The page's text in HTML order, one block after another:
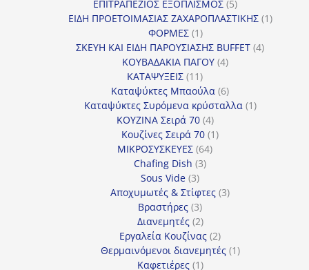
ΕΠΙΤΡΑΠΕΖΙΟΣ ΕΞΟΠΛΙΣΜΟΣ 55
προϊόντα
ΕΙΔΗ ΠΡΟΕΤΟΙΜΑΣΙΑΣ ΖΑΧΑΡΟΠΛΑΣΤΙΚΗΣ 11
ΦΟΡΜΕΣ 11
προϊόν
ΣΚΕΥΗ ΚΑΙ ΕΙΔΗ ΠΑΡΟΥΣΙΑΣΗΣ BUFFET 44
ΚΟΥΒΑΔΑΚΙΑ ΠΑΓΟΥ 44
ΚΑΤΑΨΥΞΕΙΣ 1111
προϊόντα
Καταψύκτες Μπαούλα 66
προϊόντα
Καταψύκτες Συρόμενα κρύσταλλα 11
ΚΟΥΖΙΝΑ Σειρά 70 44
προϊόντα
Κουζίνες Σειρά 70 11
ΜΙΚΡΟΣΥΣΚΕΥΕΣ 6464
Chafing Dish 33
Sous Vide 33
προϊόντα
Αποχυμωτές & Στίφτες 33
Βραστήρες 33
προϊόντα
Διανεμητές 22
προϊόντα
Εργαλεία Κουζίνας 22
προϊόντα
Θερμαινόμενοι διανεμητές 11
Καφετιέρες 11